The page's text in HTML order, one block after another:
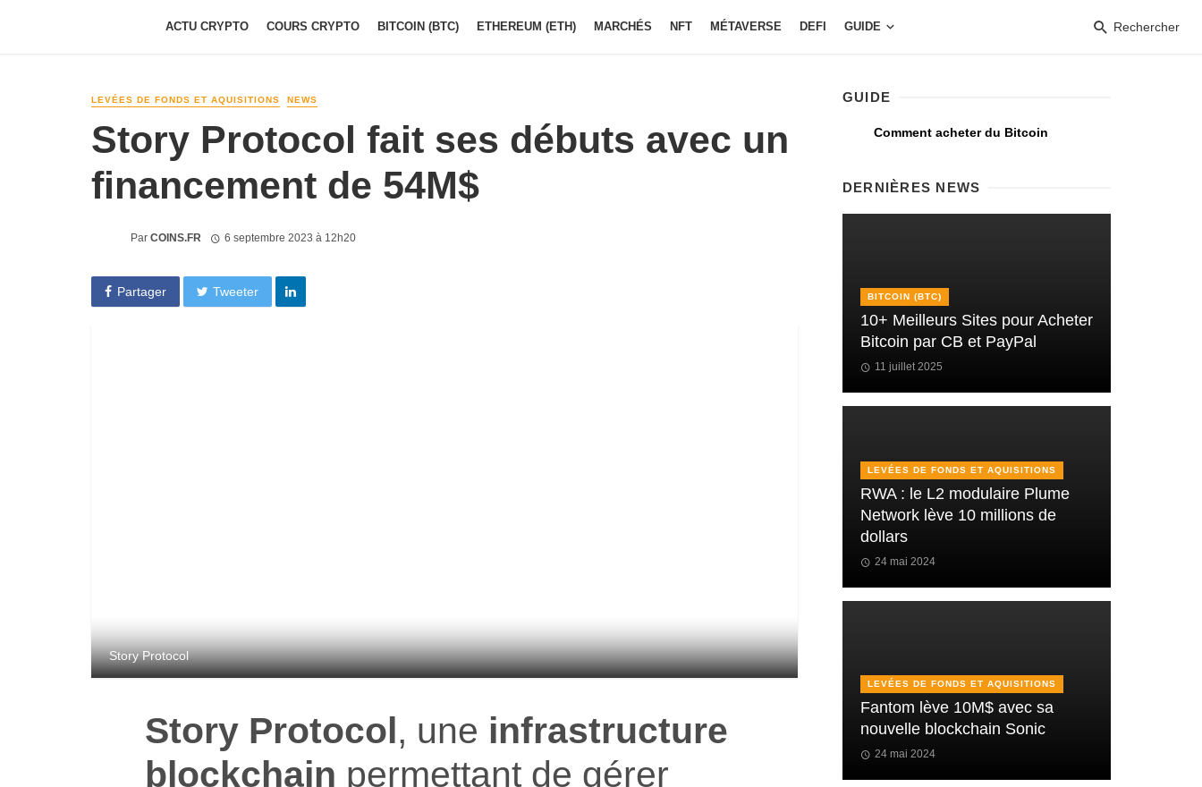
ACTU CRYPTO COURS CRYPTO BITCOIN (BTC) ETHEREUM (ETH) MARCHÉS NFT MÉTAVERSE DEFI GUIDE Rechercher
LEVÉES DE FONDS ET AQUISITIONS NEWS
Story Protocol fait ses débuts avec un
financement de 54M$
Par COINS.FR 6 septembre 2023 à 12h20
Partager Tweeter
Story Protocol
Story Protocol, une infrastructure
blockchain permettant de gérer
GUIDE
Comment acheter du Bitcoin
DERNIÈRES NEWS
BITCOIN (BTC)
10+ Meilleurs Sites pour Acheter
Bitcoin par CB et PayPal
11 juillet 2025
LEVÉES DE FONDS ET AQUISITIONS
RWA : le L2 modulaire Plume
Network lève 10 millions de
dollars
24 mai 2024
LEVÉES DE FONDS ET AQUISITIONS
Fantom lève 10M$ avec sa
nouvelle blockchain Sonic
24 mai 2024